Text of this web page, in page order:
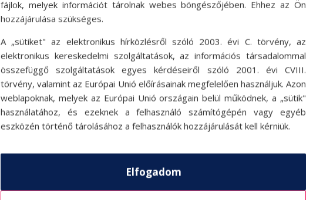
fájlok, melyek információt tárolnak webes böngészőjében. Ehhez az Ön
hozzájárulása szükséges.
A „sütiket" az elektronikus hírközlésről szóló 2003. évi C. törvény, az
elektronikus kereskedelmi szolgáltatások, az információs társadalommal
összefüggő szolgáltatások egyes kérdéseiről szóló 2001. évi CVIII.
törvény, valamint az Európai Unió előírásainak megfelelően használjuk. Azon
weblapoknak, melyek az Európai Unió országain belül működnek, a „sütik"
használatához, és ezeknek a felhasználó számítógépén vagy egyéb
eszközén történő tárolásához a felhasználók hozzájárulását kell kérniük.
Elfogadom